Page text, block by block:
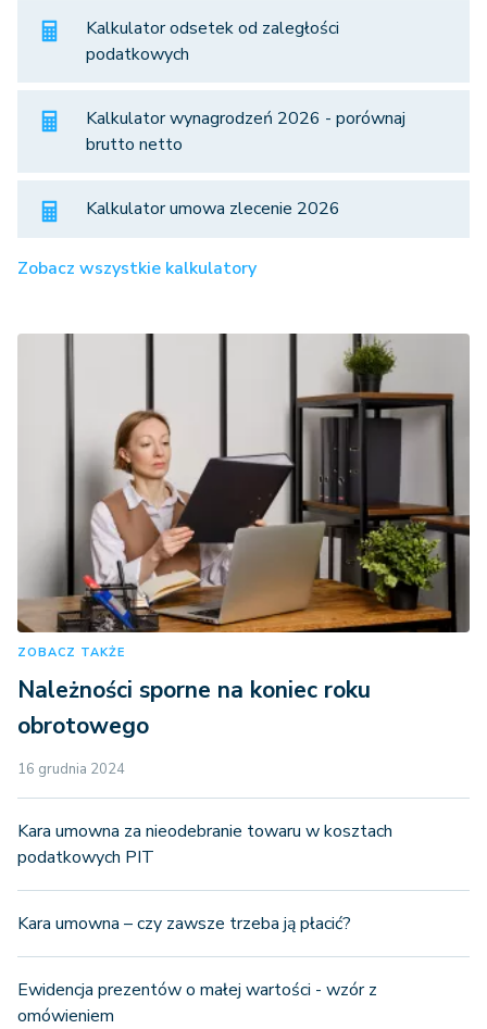
Kalkulator odsetek od zaległości
podatkowych
Kalkulator wynagrodzeń 2026 - porównaj
brutto netto
Kalkulator umowa zlecenie 2026
Zobacz wszystkie kalkulatory
ZOBACZ TAKŻE
Należności sporne na koniec roku
obrotowego
16 grudnia 2024
Kara umowna za nieodebranie towaru w kosztach
podatkowych PIT
Kara umowna – czy zawsze trzeba ją płacić?
Ewidencja prezentów o małej wartości - wzór z
omówieniem